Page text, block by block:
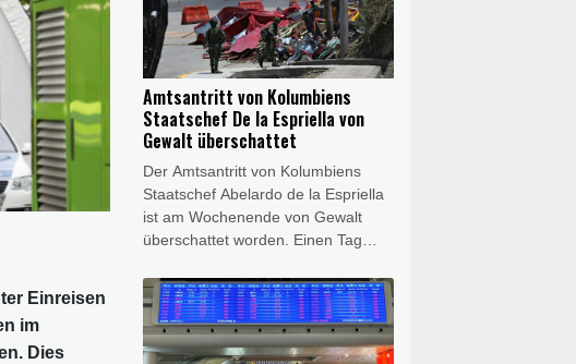
Einreisen
im
Dies
Domstadt mitteilte. Die Beamten
leiteten Ermittlungen wegen des
Verdachts eines verbotenen
Kraftfahrzeugrennens ein.
Amtsantritt von Kolumbiens
Staatschef De la Espriella von
Gewalt überschattet
Der Amtsantritt von Kolumbiens
Staatschef Abelardo de la Espriella
ist am Wochenende von Gewalt
überschattet worden. Einen Tag
Hardliners wurden am Samstag an
verschiedenen Orten des
südamerikanischen Landes zwei
Bombenanschläge verübt, wie die